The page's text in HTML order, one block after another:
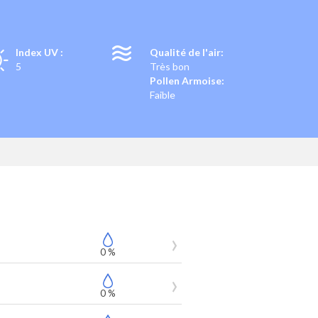
Index UV :
5
Qualité de l'air:
Très bon
Pollen Armoise:
Faible
0 %
0 %